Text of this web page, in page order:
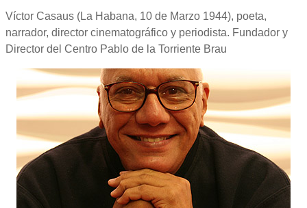
Víctor Casaus (La Habana, 10 de Marzo 1944), poeta,
narrador, director cinematográfico y periodista. Fundador y
Director del Centro Pablo de la Torriente Brau